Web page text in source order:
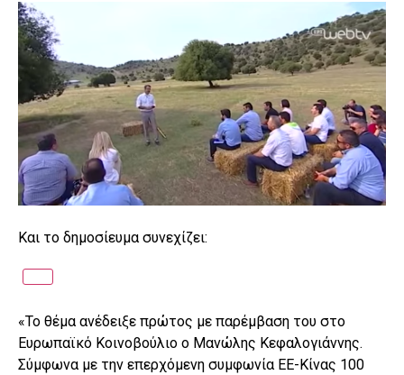
Και το δημοσίευμα συνεχίζει:
«Το θέμα ανέδειξε πρώτος με παρέμβαση του στο
Ευρωπαϊκό Κοινοβούλιο ο Μανώλης Κεφαλογιάννης.
Σύμφωνα με την επερχόμενη συμφωνία ΕΕ-Κίνας 100